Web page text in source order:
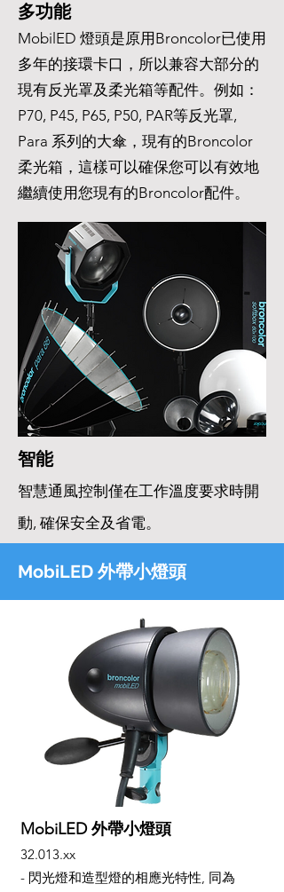
多功能
MobilED 燈頭是原用Broncolor已使用
多年的接環卡口，所以兼容大部分的
現有反光罩及柔光箱等配件。例如：
P70, P45, P65, P50, PAR等反光罩,
Para 系列的大傘，現有的Broncolor
柔光箱，這樣可以確保您可以有效地
繼續使用您現有的Broncolor配件。
智能
智慧通風控制僅在工作溫度要求時開
動, 確保安全及省電。
MobiLED 外帶小燈頭
MobiLED 外帶小燈頭
32.013.xx
- 閃光燈和造型燈的相應光特性, 同為